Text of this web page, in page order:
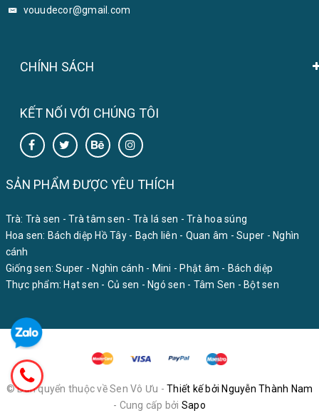
vouudecor@gmail.com
CHÍNH SÁCH
KẾT NỐI VỚI CHÚNG TÔI
SẢN PHẨM ĐƯỢC YÊU THÍCH
Trà: Trà sen - Trà tâm sen - Trà lá sen - Trà hoa súng
Hoa sen: Bách diệp Hồ Tây- Bạch liên - Quan âm - Super - Nghìn
cánh
Giống sen: Super - Nghìn cánh - Mini - Phật âm - Bách diệp
Thực phẩm: Hạt sen - Củ sen - Ngó sen - Tâm Sen - Bột sen
© Bản quyển thuộc về Sen Vô Ưu - Thiết kế bởi Nguyễn Thành Nam
- Cung cấp bởi Sapo